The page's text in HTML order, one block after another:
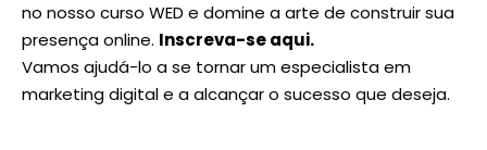
no nosso curso WED e domine a arte de construir sua
presença online. Inscreva-se aqui.
Vamos ajudá-lo a se tornar um especialista em
marketing digital e a alcançar o sucesso que deseja.